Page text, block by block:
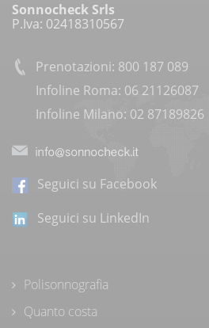
Sonnocheck Srls
P.Iva: 02418310567
Prenotazioni: 800 187 089
Infoline Roma: 06 21126087
Infoline Milano: 02 87189826
Seguici su Facebook
Seguici su LinkedIn
Polisonnografia
Quanto costa